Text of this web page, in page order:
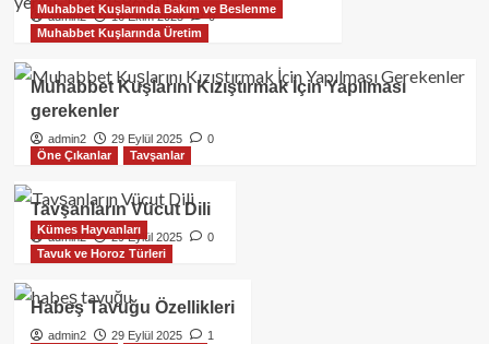
admin2 16 Ekim 2025 0
Muhabbet Kuşlarında Bakım ve Beslenme
Muhabbet Kuşlarında Üretim
Muhabbet Kuşlarını Kızıştırmak İçin Yapılması
gerekenler
admin2 29 Eylül 2025
0
Öne Çıkanlar
Tavşanlar
Tavşanların Vücut Dili
admin2 29 Eylül 2025 0
Kümes Hayvanları
Tavuk ve Horoz Türleri
Habeş Tavuğu Özellikleri
admin2 29 Eylül 2025
1